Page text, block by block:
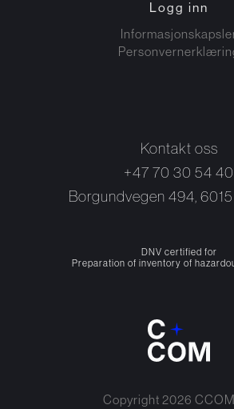
Kontakt oss
+47 70 30 54 40
Borgundvegen 494,
DNV certified for
Preparation of inventory of
Copyright 2026
Logg inn